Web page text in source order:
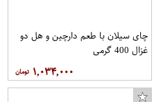
چای سیلان با طعم دارچین و هل دو
غزال 400 گرمی
۱,۰۳۴,۰۰۰